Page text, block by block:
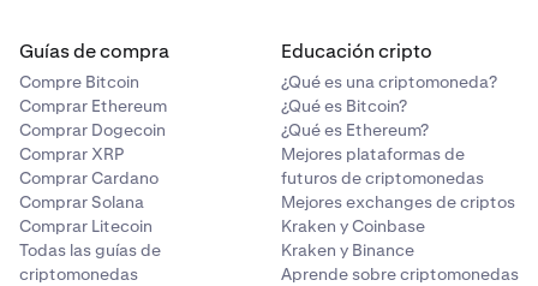
Guías de compra
Compre Bitcoin
Comprar Ethereum
Comprar Dogecoin
Comprar XRP
Comprar Cardano
Comprar Solana
Comprar Litecoin
Todas las guías de
criptomonedas
Educación cripto
¿Qué es una criptomoneda?
¿Qué es Bitcoin?
¿Qué es Ethereum?
Mejores plataformas de
futuros de criptomonedas
Mejores exchanges de criptos
Kraken y Coinbase
Kraken y Binance
Aprende sobre criptomonedas